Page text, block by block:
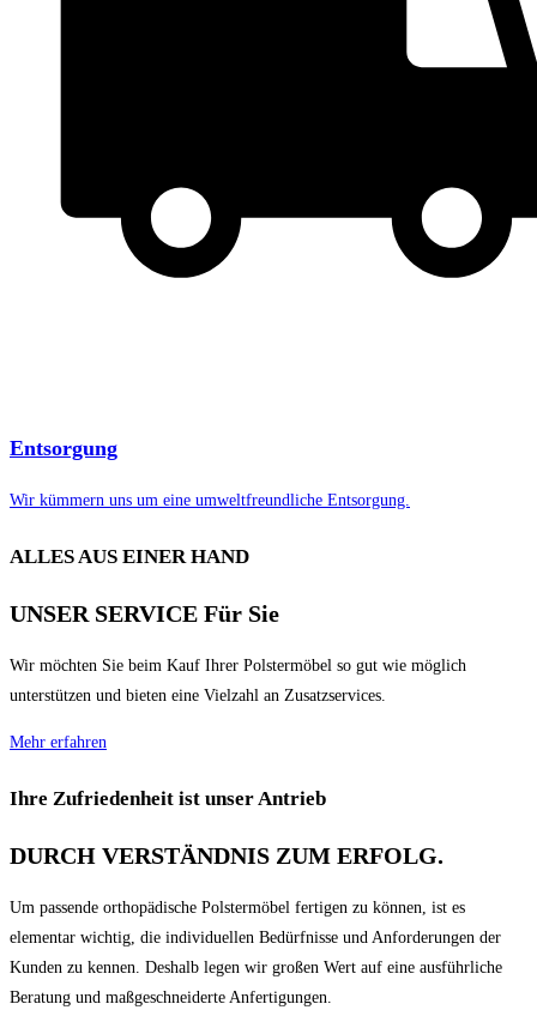
Entsorgung
Wir kümmern uns um eine umweltfreundliche Entsorgung.
ALLES AUS EINER HAND
UNSER SERVICE Für Sie
Wir möchten Sie beim Kauf Ihrer Polstermöbel so gut wie möglich
unterstützen und bieten eine Vielzahl an Zusatzservices.
Mehr erfahren
Ihre Zufriedenheit ist unser Antrieb
DURCH VERSTÄNDNIS ZUM ERFOLG.
Um passende orthopädische Polstermöbel fertigen zu können, ist es
elementar wichtig, die individuellen Bedürfnisse und Anforderungen der
Kunden zu kennen. Deshalb legen wir großen Wert auf eine ausführliche
Beratung und maßgeschneiderte Anfertigungen.